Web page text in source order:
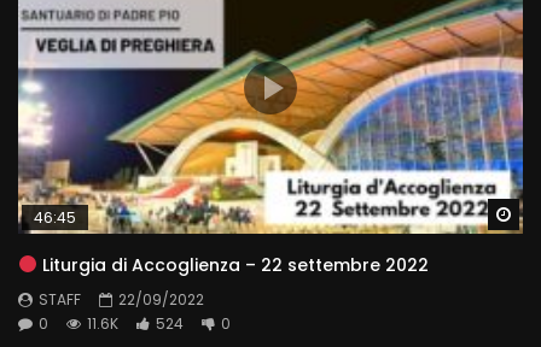
46:45
Liturgia di Accoglienza – 22 settembre 2022
STAFF
22/09/2022
0
11.6K 524 0